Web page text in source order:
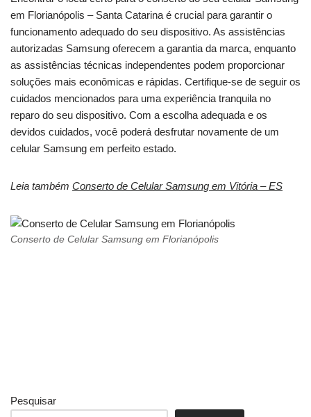
em Florianópolis – Santa Catarina é crucial para garantir o
funcionamento adequado do seu dispositivo. As assistências
autorizadas Samsung oferecem a garantia da marca, enquanto
as assistências técnicas independentes podem proporcionar
soluções mais econômicas e rápidas. Certifique-se de seguir os
cuidados mencionados para uma experiência tranquila no
reparo do seu dispositivo. Com a escolha adequada e os
devidos cuidados, você poderá desfrutar novamente de um
celular Samsung em perfeito estado.
Leia também Conserto de Celular Samsung em Vitória – ES
Conserto de Celular Samsung em Florianópolis
Pesquisar